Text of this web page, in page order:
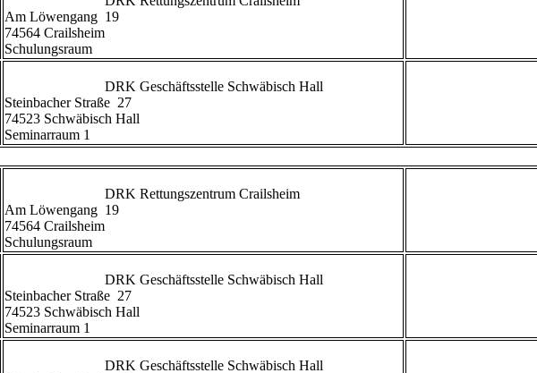
Am Löwengang  19
74564 Crailsheim
Schulungsraum
Steinbacher Straße  27
74523 Schwäbisch Hall
Seminarraum 1
Am Löwengang  19
74564 Crailsheim
Schulungsraum
Steinbacher Straße  27
74523 Schwäbisch Hall
Seminarraum 1